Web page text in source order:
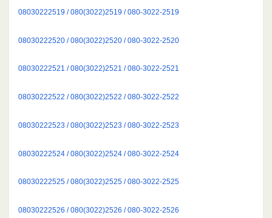
08030222519 / 080(3022)2519 / 080-3022-2519
08030222520 / 080(3022)2520 / 080-3022-2520
08030222521 / 080(3022)2521 / 080-3022-2521
08030222522 / 080(3022)2522 / 080-3022-2522
08030222523 / 080(3022)2523 / 080-3022-2523
08030222524 / 080(3022)2524 / 080-3022-2524
08030222525 / 080(3022)2525 / 080-3022-2525
08030222526 / 080(3022)2526 / 080-3022-2526